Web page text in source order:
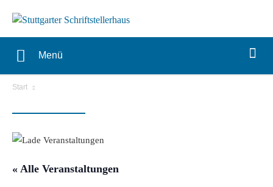
Menü
Start
« Alle Veranstaltungen